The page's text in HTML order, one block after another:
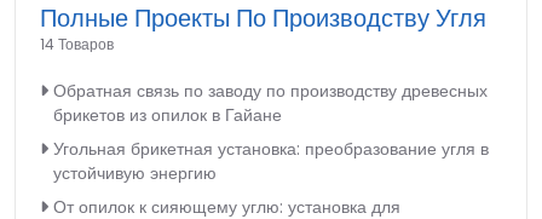
Полные Проекты По Производству Угля
14 Товаров
Обратная связь по заводу по производству древесных
брикетов из опилок в Гайане
Угольная брикетная установка: преобразование угля в
устойчивую энергию
От опилок к сияющему углю: установка для